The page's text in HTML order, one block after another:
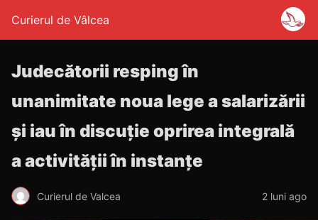
Curierul de Vâlcea
Judecătorii resping în
unanimitate noua lege a salarizării
și iau în discuție oprirea integrală
a activității în instanțe
Curierul de Valcea 2 luni ago